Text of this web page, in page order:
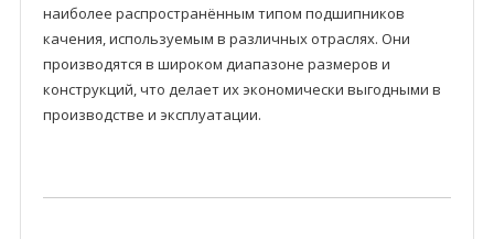
наиболее распространённым типом подшипников
качения, используемым в различных отраслях. Они
производятся в широком диапазоне размеров и
конструкций, что делает их экономически выгодными в
производстве и эксплуатации.